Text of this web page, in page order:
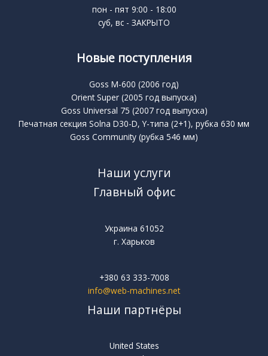
пон - пят 9:00 - 18:00
суб, вс - ЗАКРЫТО
Новые поступления
Goss M-600 (2006 год)
Orient Super (2005 год выпуска)
Goss Universal 75 (2007 год выпуска)
Печатная секция Solna D30-D, Y-типа (2+1), рубка 630 мм
Goss Community (рубка 546 мм)
Наши услуги
Главный офис
Украина 61052
г. Харьков
+380 63 333-7008
info@web-machines.net
Наши партнёры
United States